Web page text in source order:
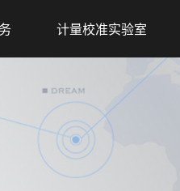
计量校准实验室